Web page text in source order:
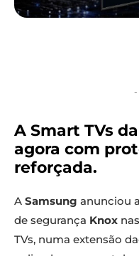
-
A Smart TVs
agora com
reforçada.
A Samsung anunciou
de segurança Knox
TVs, numa extensão